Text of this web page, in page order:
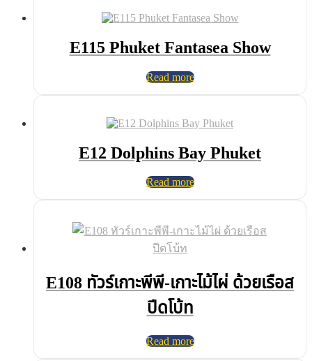
E115 Phuket Fantasea Show
Read more
E12 Dolphins Bay Phuket
Read more
E108 ทัวร์เกาะพีพี-เกาะไม้ไผ่ ด้วยเรือส
ปีดโบ้ท
Read more